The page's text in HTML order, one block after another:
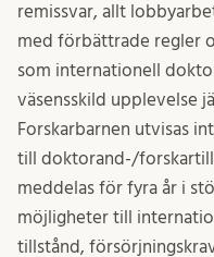
remissvar, allt
med förbättrade regler
som internationell
väsensskild upplevelse
Forskarbarnen utvisas
till doktorand-/
meddelas för fyra år i
möjligheter till
tillstånd,